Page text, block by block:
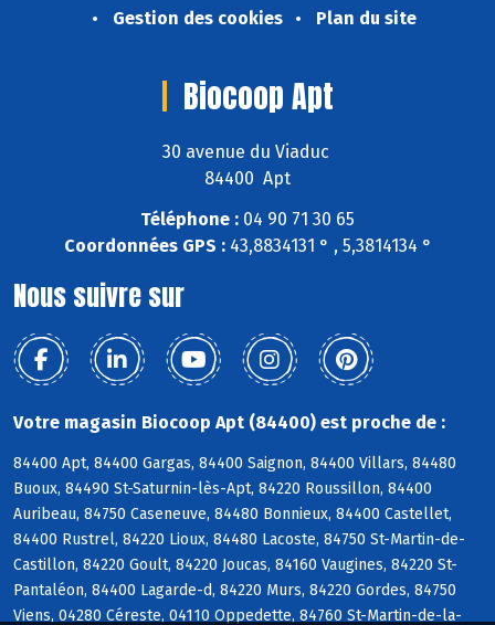
Gestion des cookies
Plan du site
Biocoop Apt
30 avenue du Viaduc
84400 Apt
Téléphone : 04 90 71 30 65
Coordonnées GPS :43,8834131 ° , 5,3814134 °
Nous suivre sur
Votre magasin Biocoop Apt (84400) est proche de :
84400 Apt, 84400 Gargas, 84400 Saignon, 84400 Villars, 84480
Buoux, 84490 St-Saturnin-lès-Apt, 84220 Roussillon, 84400
Auribeau, 84750 Caseneuve, 84480 Bonnieux, 84400 Castellet,
84400 Rustrel, 84220 Lioux, 84480 Lacoste, 84750 St-Martin-de-
Castillon, 84220 Goult, 84220 Joucas, 84160 Vaugines, 84220 St-
Pantaléon, 84400 Lagarde-d, 84220 Murs, 84220 Gordes, 84750
Viens, 04280 Céreste, 04110 Oppedette, 84760 St-Martin-de-la-